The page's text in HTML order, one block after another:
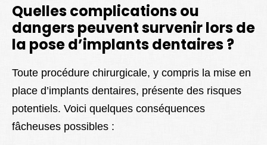
Quelles complications ou
dangers peuvent survenir lors de
la pose d’implants dentaires ?
Toute procédure chirurgicale, y compris la mise en
place d’implants dentaires, présente des risques
potentiels. Voici quelques conséquences
fâcheuses possibles :